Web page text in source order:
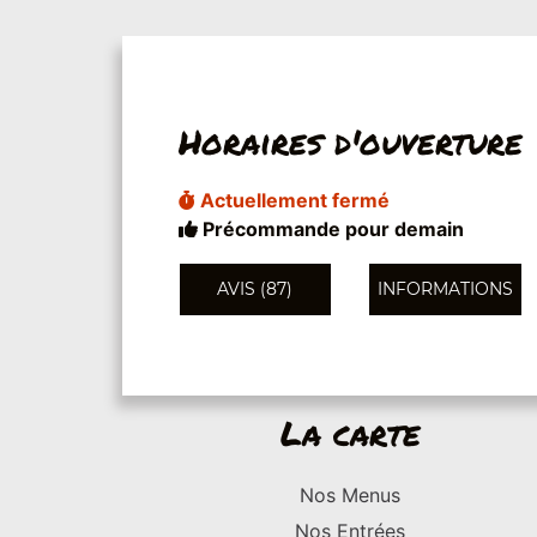
Horaires d'ouverture
Actuellement fermé
Précommande pour demain
AVIS (87) INFORMATIONS
La carte
Nos Menus
Nos Entrées